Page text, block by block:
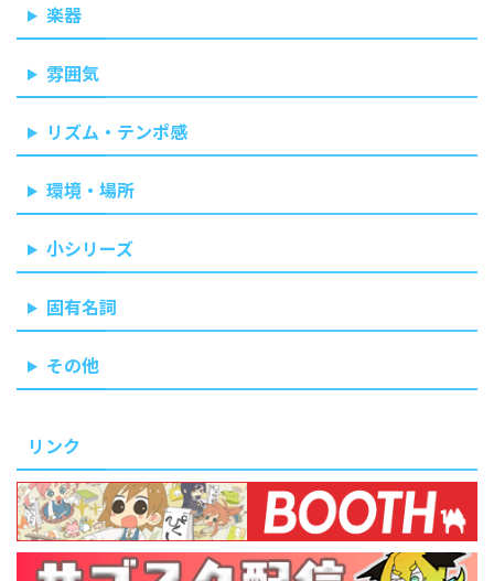
楽器
雰囲気
リズム・テンポ感
環境・場所
小シリーズ
固有名詞
その他
リンク